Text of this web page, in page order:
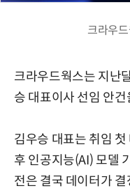
크라우
크라우드웍스는 지난
승 대표이사 선임 안
김우승 대표는 취임 첫
후 인공지능(AI) 모델
전은 결국 데이터가